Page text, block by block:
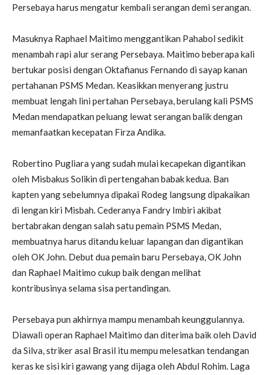
Persebaya harus mengatur kembali serangan demi serangan.
Masuknya Raphael Maitimo menggantikan Pahabol sedikit
menambah rapi alur serang Persebaya. Maitimo beberapa kali
bertukar posisi dengan Oktafianus Fernando di sayap kanan
pertahanan PSMS Medan. Keasikkan menyerang justru
membuat lengah lini pertahan Persebaya, berulang kali PSMS
Medan mendapatkan peluang lewat serangan balik dengan
memanfaatkan kecepatan Firza Andika.
Robertino Pugliara yang sudah mulai kecapekan digantikan
oleh Misbakus Solikin di pertengahan babak kedua. Ban
kapten yang sebelumnya dipakai Rodeg langsung dipakaikan
di lengan kiri Misbah. Cederanya Fandry Imbiri akibat
bertabrakan dengan salah satu pemain PSMS Medan,
membuatnya harus ditandu keluar lapangan dan digantikan
oleh OK John. Debut dua pemain baru Persebaya, OK John
dan Raphael Maitimo cukup baik dengan melihat
kontribusinya selama sisa pertandingan.
Persebaya pun akhirnya mampu menambah keunggulannya.
Diawali operan Raphael Maitimo dan diterima baik oleh David
da Silva, striker asal Brasil itu mempu melesatkan tendangan
keras ke sisi kiri gawang yang dijaga oleh Abdul Rohim. Laga